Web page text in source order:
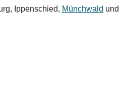
Ippenschied, Münchwald und